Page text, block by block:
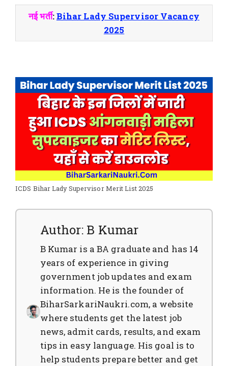
नई भर्ती:Bihar Lady Supervisor Vacancy
2025
ICDS Bihar Lady Supervisor Merit List 2025
Author: B Kumar
B Kumar is a BA graduate and has 14
years of experience in giving
government job updates and exam
information. He is the founder of
BiharSarkariNaukri.com, a website
where students get the latest job
news, admit cards, results, and exam
tips in easy language. His goal is to
help students prepare better and get